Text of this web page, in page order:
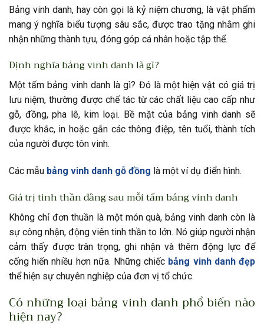
Bảng vinh danh, hay còn gọi là kỷ niệm chương, là vật phẩm
mang ý nghĩa biểu tượng sâu sắc, được trao tặng nhằm ghi
nhận những thành tựu, đóng góp cá nhân hoặc tập thể.
Định nghĩa bảng vinh danh là gì?
Một tấm bảng vinh danh là gì? Đó là một hiện vật có giá trị
lưu niệm, thường được chế tác từ các chất liệu cao cấp như
gỗ, đồng, pha lê, kim loại. Bề mặt của bảng vinh danh sẽ
được khắc, in hoặc gắn các thông điệp, tên tuổi, thành tích
của người được tôn vinh.
Các mẫu bảng vinh danh gỗ đồng là một ví dụ điển hình.
Giá trị tinh thần đằng sau mỗi tấm bảng vinh danh
Không chỉ đơn thuần là một món quà, bảng vinh danh còn là
sự công nhận, động viên tinh thần to lớn. Nó giúp người nhận
cảm thấy được trân trọng, ghi nhận và thêm động lực để
cống hiến nhiều hơn nữa. Những chiếc bảng vinh danh đẹp
thể hiện sự chuyên nghiệp của đơn vị tổ chức.
Có những loại bảng vinh danh phổ biến nào
hiện nay?